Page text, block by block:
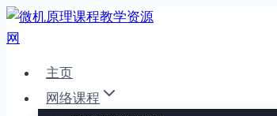
跳
到
主页
网络课程